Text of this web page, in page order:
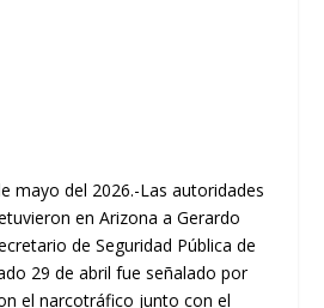
mayo del 2026.-Las autoridades
en Arizona a Gerardo
de Seguridad Pública de
29 de abril fue señalado por
el narcotráfico junto con el